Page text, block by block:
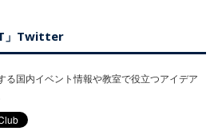
」Twitter
る国内イベント情報や教室で役立つアイデア